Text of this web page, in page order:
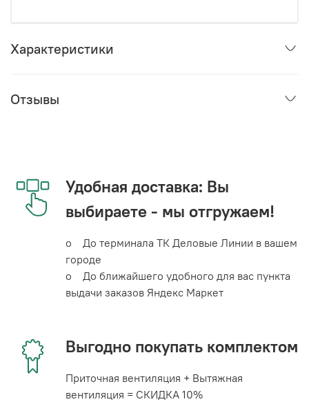
Характеристики
Отзывы
Удобная доставка: Вы
выбираете - мы отгружаем!
o До терминала ТК Деловые Линии в вашем
городе
o До ближайшего удобного для вас пункта
выдачи заказов Яндекс Маркет
Выгодно покупать комплектом
Приточная вентиляция + Вытяжная
вентиляция = СКИДКА 10%